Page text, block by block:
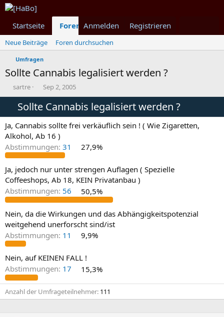
Startseite Foren Was ist neu Mitglieder
Anmelden Registrieren
Neue Beiträge Foren durchsuchen
Umfragen
Sollte Cannabis legalisiert werden ?
T
h
m
e
n
s
t
a
t
e
r
sartre
B
e
g
n
n
d
a
t
u
Sep 2, 2005
Sollte Cannabis legalisiert werden ?
Ja, Cannabis sollte frei verkäuflich sein ! ( Wie Zigaretten,
Alkohol, Ab 16 )
Abstimmungen: 31 27,9%
Ja, jedoch nur unter strengen Auflagen ( Spezielle
Coffeeshops, Ab 18, KEIN Privatanbau )
Abstimmungen: 56 50,5%
Nein, da die Wirkungen und das Abhängigkeitspotenzial
weitgehend unerforscht sind/ist
Abstimmungen: 11 9,9%
Nein, auf KEINEN FALL !
Abstimmungen: 17 15,3%
Anzahl der Umfrageteilnehmer 111